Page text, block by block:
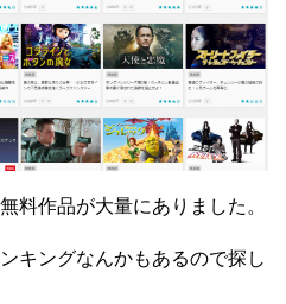
料作品が大量にありました。
キングなんかもあるので探し